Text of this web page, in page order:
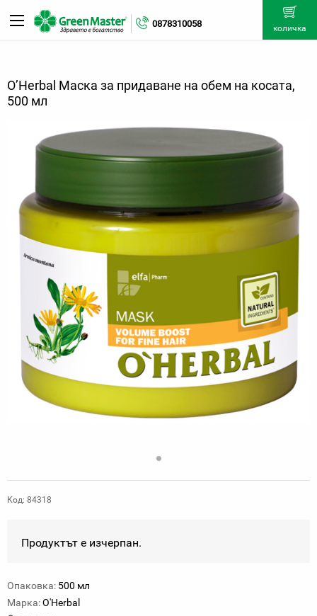
0878310058 количка
O’Herbal Маска за придаване на обем на косата,
500 мл
Код: 84318
Продуктът е изчерпан.
Опаковка: 500 мл
Марка:O'Herbal